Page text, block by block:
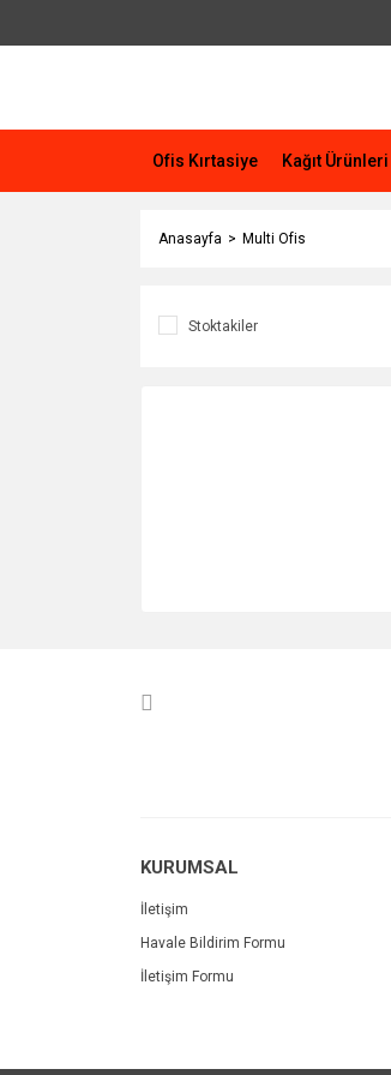
Ofis Kırtasiye Kağıt Ürünleri
Anasayfa Multi Ofis
Stoktakiler
KURUMSAL
İletişim
Havale Bildirim Formu
İletişim Formu